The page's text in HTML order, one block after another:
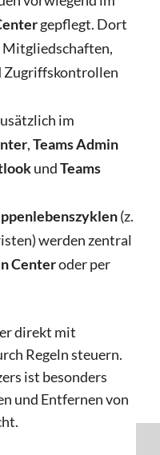
gepflegt. Dort
Mitgliedschaften,
Zugriffskontrollen
im
,Teams Admin
undTeams
(z.
werden zentral
Centeroder per
direkt mit
Regeln steuern.
ist besonders
und Entfernen von